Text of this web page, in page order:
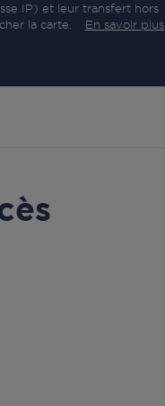
IP) et leur transfert hors
la carte.
En savoir plus